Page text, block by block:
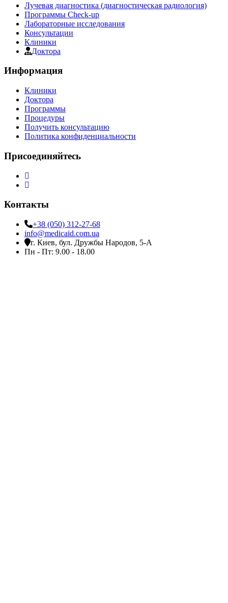
Лучевая диагностика (диагностическая радиология)
Программы Check-up
Лабораторные исследования
Консультации
Клиники
Доктора
Информация
Клиники
Доктора
Программы
Процедуры
Получить консультацию
Политика конфиденциальности
Присоединяйтесь
Контакты
+38 (050) 312-27-68
info@medicaid.com.ua
г. Киев, бул. Дружбы Народов, 5-А
Пн - Пт: 9.00 - 18.00